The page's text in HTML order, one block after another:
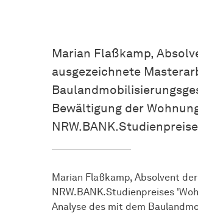
Marian Flaßkamp,
ausgezeichnete
Bewältigung der
Marian Flaßkamp, Absolvent
NRW.BANK.Studienpreises
Analyse des mit dem